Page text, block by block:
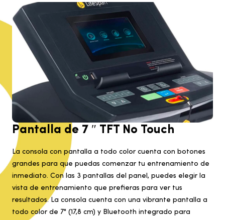
Pantalla de 7 ″ TFT No Touch
La consola con pantalla a todo color cuenta con botones
grandes para que puedas comenzar tu entrenamiento de
inmediato. Con las 3 pantallas del panel, puedes elegir la
vista de entrenamiento que prefieras para ver tus
resultados. La consola cuenta con una vibrante pantalla a
todo color de 7" (17,8 cm) y Bluetooth integrado para